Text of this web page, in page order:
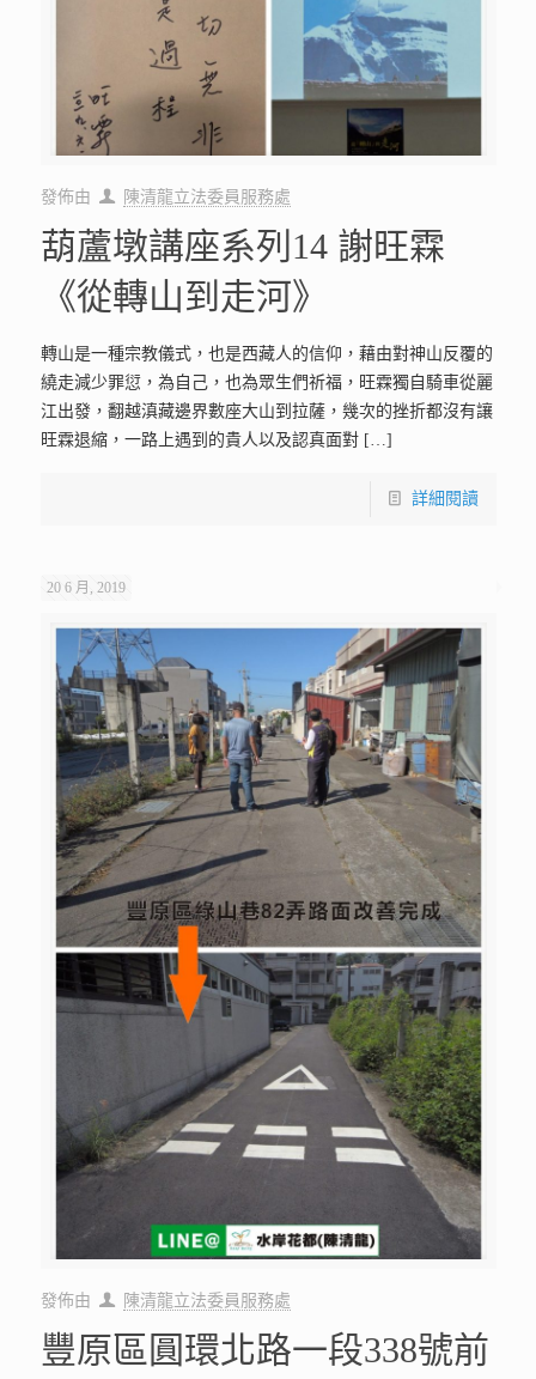
發佈由 陳清龍立法委員服務處
葫蘆墩講座系列14 謝旺霖
《從轉山到走河》
轉山是一種宗教儀式，也是西藏人的信仰，藉由對神山反覆的
繞走減少罪愆，為自己，也為眾生們祈福，旺霖獨自騎車從麗
江出發，翻越滇藏邊界數座大山到拉薩，幾次的挫折都沒有讓
旺霖退縮，一路上遇到的貴人以及認真面對[…]
詳細閱讀
20 6 月, 2019
發佈由 陳清龍立法委員服務處
豐原區圓環北路一段338號前